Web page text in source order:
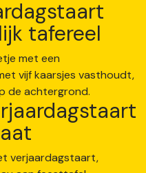
tafereel